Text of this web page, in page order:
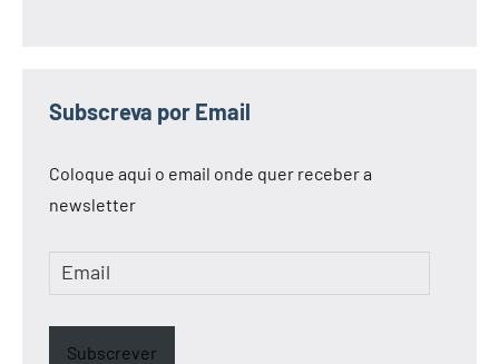
Subscreva por Email
Coloque aqui o email onde quer receber a
newsletter
Email
Subscrever